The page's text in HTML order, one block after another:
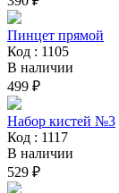
Пинцет прямой
Код : 1105
В наличии
499 ₽
Набор кистей №3
Код : 1117
В наличии
529 ₽